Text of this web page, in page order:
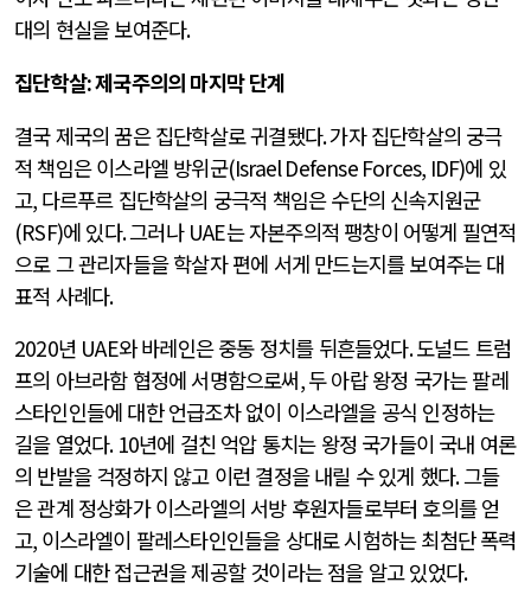
대의 현실을 보여준다.
집단학살:제국주의의 마지막 단계
결국 제국의 꿈은 집단학살로 귀결됐다.가자 집단학살의 궁극
적 책임은 이스라엘 방위군(Israel Defense Forces, IDF)에 있
고, 다르푸르 집단학살의 궁극적 책임은 수단의 신속지원군
(RSF)에 있다.그러나 UAE는 자본주의적 팽창이 어떻게 필연적
으로 그 관리자들을 학살자 편에 서게 만드는지를 보여주는 대
표적 사례다.
2020년 UAE와 바레인은 중동 정치를 뒤흔들었다.도널드 트럼
프의 아브라함 협정에 서명함으로써,두 아랍 왕정 국가는 팔레
스타인인들에 대한 언급조차 없이 이스라엘을 공식 인정하는
길을 열었다. 10년에 걸친 억압 통치는 왕정 국가들이 국내 여론
의 반발을 걱정하지 않고 이런 결정을 내릴 수 있게 했다.그들
은 관계 정상화가 이스라엘의 서방 후원자들로부터 호의를 얻
고, 이스라엘이 팔레스타인인들을 상대로 시험하는 최첨단 폭력
기술에 대한 접근권을 제공할 것이라는 점을 알고 있었다.